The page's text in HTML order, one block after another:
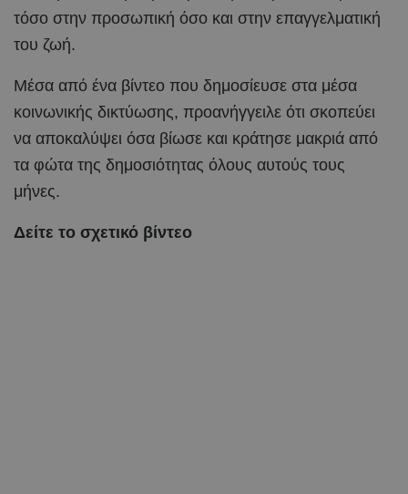
τόσο στην προσωπική όσο και στην επαγγελματική
του ζωή.
Μέσα από ένα βίντεο που δημοσίευσε στα μέσα
κοινωνικής δικτύωσης, προανήγγειλε ότι σκοπεύει
να αποκαλύψει όσα βίωσε και κράτησε μακριά από
τα φώτα της δημοσιότητας όλους αυτούς τους
μήνες.
Δείτε το σχετικό βίντεο